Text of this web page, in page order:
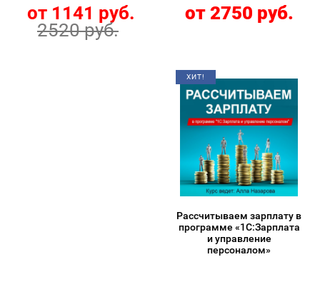
от 1141 руб.
2520 руб.
от 2750 руб.
ХИТ!
Рассчитываем зарплату в
программе «1С:Зарплата
и управление
персоналом»